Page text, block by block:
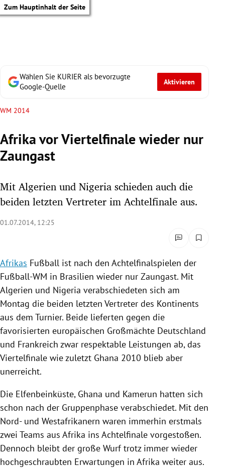
Zum Hauptinhalt der Seite
Untermenü
Untermenü
Untermenü
Untermenü
Untermenü
Wählen Sie KURIER als bevorzugte
Google-Quelle
Aktivieren
WM 2014
Afrika vor Viertelfinale wieder nur
Zaungast
Mit Algerien und Nigeria schieden auch die
beiden letzten Vertreter im Achtelfinale aus.
01.07.2014, 12:25
Afrikas Fußball ist nach den Achtelfinalspielen der
Fußball-WM in Brasilien wieder nur Zaungast. Mit
Algerien und Nigeria verabschiedeten sich am
Montag die beiden letzten Vertreter des Kontinents
aus dem Turnier. Beide lieferten gegen die
favorisierten europäischen Großmächte Deutschland
und Frankreich zwar respektable Leistungen ab, das
Viertelfinale wie zuletzt Ghana 2010 blieb aber
unerreicht.
Die Elfenbeinküste, Ghana und Kamerun hatten sich
schon nach der Gruppenphase verabschiedet. Mit den
Nord- und Westafrikanern waren immerhin erstmals
zwei Teams aus Afrika ins Achtelfinale vorgestoßen.
Dennoch bleibt der große Wurf trotz immer wieder
hochgeschraubten Erwartungen in Afrika weiter aus.